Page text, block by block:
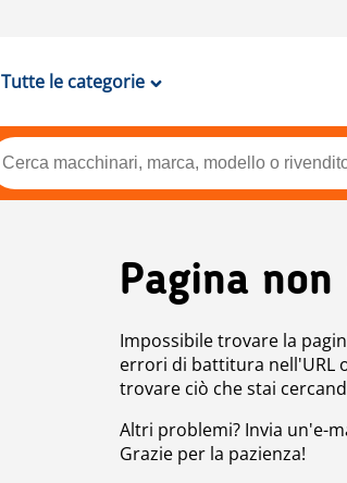
Tutte le categorie
Pagina
Impossibile trovare la
errori di battitura nell'URL
trovare ciò che stai
Altri problemi? Invia un'e-
Grazie per la pazienza!